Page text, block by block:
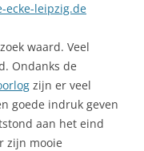
ecke-leipzig.de
waard. Veel
Ondanks de
zijn er veel
goede indruk geven
aan het eind
zijn mooie